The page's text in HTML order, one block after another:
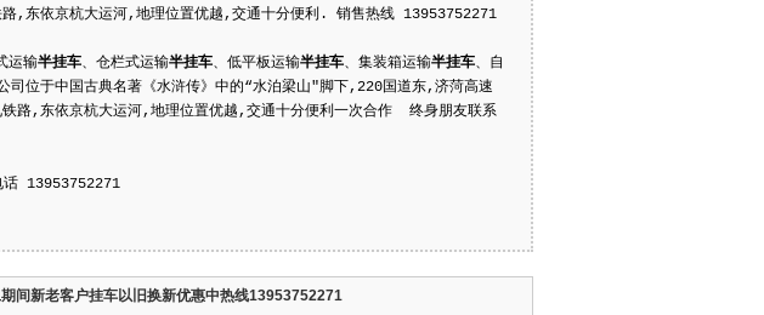
路,东依京杭大运河,地理位置优越,交通十分便利. 销售热线 13953752271
运输半挂车、仓栏式运输半挂车、低平板运输半挂车、集装箱运输半挂车、自
位于中国古典名著《水浒传》中的“水泊梁山"脚下,220国道东,济菏高速
路,东依京杭大运河,地理位置优越,交通十分便利一次合作 终身朋友联系
13953752271
间新老客户挂车以旧换新优惠中热线13953752271